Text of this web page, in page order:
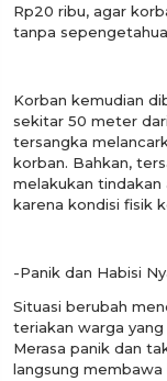
Rp20 ribu, agar
tanpa
Korban kemudian
sekitar 50 meter
tersangka
korban. Bahkan,
melakukan tindakan
karena kondisi fisik
-Panik dan Habisi
Situasi berubah
teriakan warga
Merasa panik dan
langsung membawa